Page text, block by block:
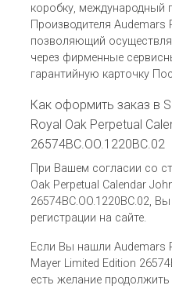
коробку, международный
Производителя Audemars
позволяющий
через фирменные
гарантийную карточку
Как оформить заказ в
Royal Oak Perpetual
26574BC.OO.1220BC.02
При Вашем согласии со
Oak Perpetual Calendar
26574BC.OO.1220BC.02,
регистрации на сайте.
Если Вы нашли Audemars
Mayer Limited Edition
есть желание